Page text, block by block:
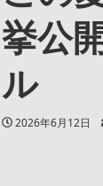
挙公
ル
投稿日
2026年6月12日